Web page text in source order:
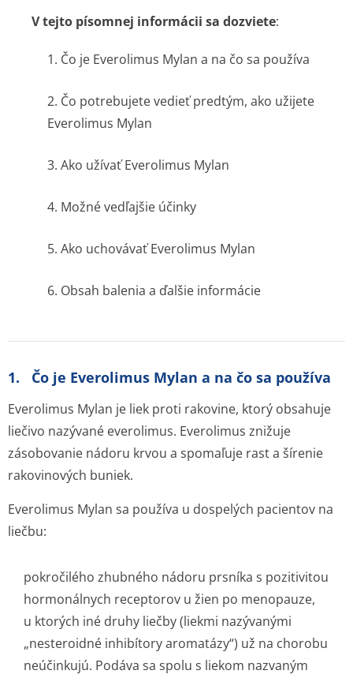
V tejto písomnej informácii sa dozviete:
1. Čo je Everolimus Mylan a na čo sa používa
2. Čo potrebujete vedieť predtým, ako užijete
Everolimus Mylan
3. Ako užívať Everolimus Mylan
4. Možné vedľajšie účinky
5. Ako uchovávať Everolimus Mylan
6. Obsah balenia a ďalšie informácie
1. Čo je Everolimus Mylan a na čo sa používa
Everolimus Mylan je liek proti rakovine, ktorý obsahuje
liečivo nazývané everolimus. Everolimus znižuje
zásobovanie nádoru krvou a spomaľuje rast a šírenie
rakovinových buniek.
Everolimus Mylan sa používa u dospelých pacientov na
liečbu:
pokročilého zhubného nádoru prsníka s pozitivitou
hormonálnych receptorov u žien po menopauze,
u ktorých iné druhy liečby (liekmi nazývanými
„nesteroidné inhibítory aromatázy“) už na chorobu
neúčinkujú. Podáva sa spolu s liekom nazvaným